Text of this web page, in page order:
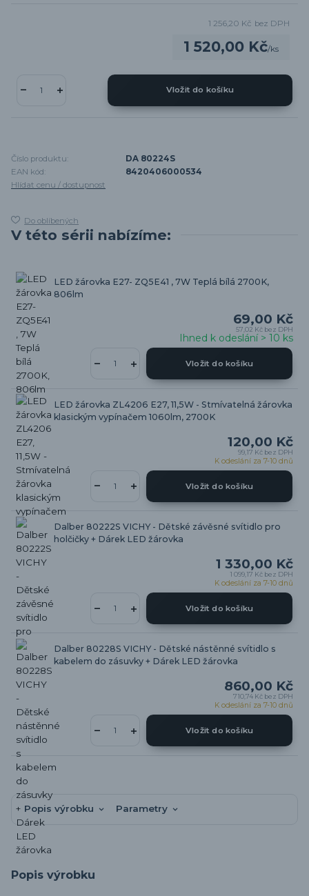
1 520,00 Kč/ks
1 256,20 Kč bez DPH
Vložit do košíku
Číslo produktu:
DA 80224S
EAN kód:
8420406000534
Hlídat cenu / dostupnost
Do oblíbených
V této sérii nabízíme:
LED žárovka E27- ZQ5E41 , 7W Teplá bílá 2700K,
806lm
69,00 Kč
57,02 Kč bez DPH
Ihned k odeslání > 10 ks
Vložit do košíku
LED žárovka ZL4206 E27, 11,5W - Stmívatelná žárovka
klasickým vypínačem 1060lm, 2700K
120,00 Kč
99,17 Kč bez DPH
K odeslání za 7-10 dnů
Vložit do košíku
Dalber 80222S VICHY - Dětské závěsné svítidlo pro
holčičky + Dárek LED žárovka
1 330,00 Kč
1 099,17 Kč bez DPH
K odeslání za 7-10 dnů
Vložit do košíku
Dalber 80228S VICHY - Dětské nástěnné svítidlo s
kabelem do zásuvky + Dárek LED žárovka
860,00 Kč
710,74 Kč bez DPH
K odeslání za 7-10 dnů
Vložit do košíku
Popis výrobku Parametry
Popis výrobku